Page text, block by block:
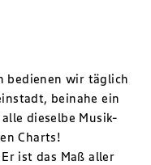
bedienen wir täglich
beinahe ein
dieselbe Musik-
Charts!
ist das Maß aller